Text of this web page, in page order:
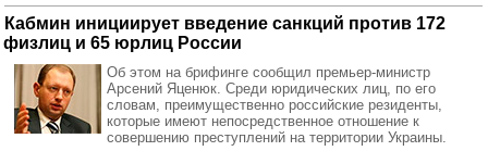
Кабмин инициирует введение санкций против 172
физлиц и 65 юрлиц России
Об этом на брифинге сообщил премьер-министр
Арсений Яценюк. Среди юридических лиц, по его
словам, преимущественно российские резиденты,
которые имеют непосредственное отношение к
совершению преступлений на территории Украины.